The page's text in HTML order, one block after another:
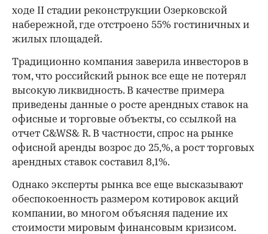
ходе II стадии реконструкции Озерковской
набережной, где отстроено 55% гостиничных и
жилых площадей.
Традиционно компания заверила инвесторов в
том, что российский рынок все еще не потерял
высокую ликвидность. В качестве примера
приведены данные о росте арендных ставок на
офисные и торговые объекты, со ссылкой на
отчет C&WS& R. В частности, спрос на рынке
офисной аренды возрос до 25,%, а рост торговых
арендных ставок составил 8,1%.
Однако эксперты рынка все еще высказывают
обеспокоенность размером котировок акций
компании, во многом объясняя падение их
стоимости мировым финансовым кризисом.